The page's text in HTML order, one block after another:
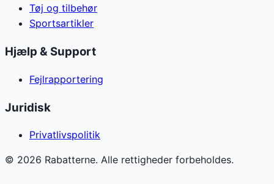
Tøj og tilbehør
Sportsartikler
Hjælp & Support
Fejlrapportering
Juridisk
Privatlivspolitik
© 2026 Rabatterne. Alle rettigheder forbeholdes.